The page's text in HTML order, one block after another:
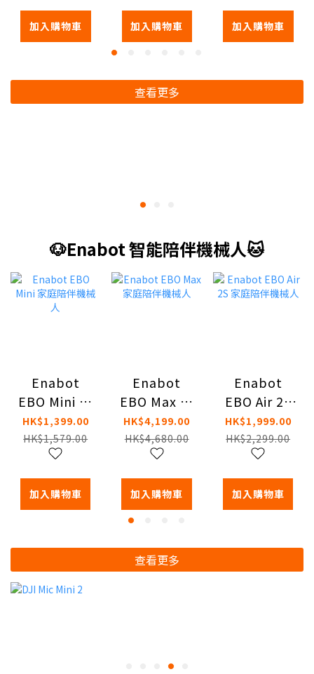
加入購物車 加入購物車 加入購物車
查看更多
🐶Enabot 智能陪伴機械人🐱
Enabot
EBO Mini 家
庭陪伴機械
人
HK$1,399.00
HK$1,579.00
加入購物車
Enabot
EBO Max 家
庭陪伴機械
人
HK$4,199.00
HK$4,680.00
加入購物車
Enabot
EBO Air 2S
家庭陪伴機
械人
HK$1,999.00
HK$2,299.00
加入購物車
查看更多